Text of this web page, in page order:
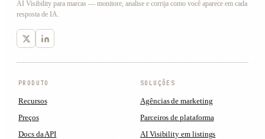
AI Visibility para marcas — monitore, analise e corrija como você aparece em cada
resposta de IA.
PRODUTO
Recursos
Preços
Docs da API
SOLUÇÕES
Agências de marketing
Parceiros de plataforma
AI Visibility em listings